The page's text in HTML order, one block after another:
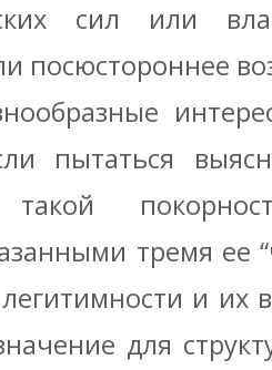
сил или
посюстороннее
пытаться
такой
тремя ее
и их
для